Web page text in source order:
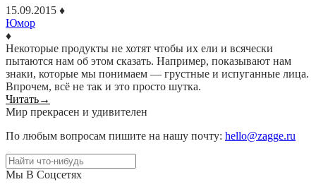
15.09.2015 ♦
Юмор
♦
Некоторые продукты не хотят чтобы их ели и всячески
пытаются нам об этом сказать. Например, показывают нам
знаки, которые мы понимаем — грустные и испуганные лица.
Впрочем, всё не так и это просто шутка.
Читать→
Мир прекрасен и удивителен
По любым вопросам пишите на нашу почту: hello@zagge.ru
Мы В Соцсетях